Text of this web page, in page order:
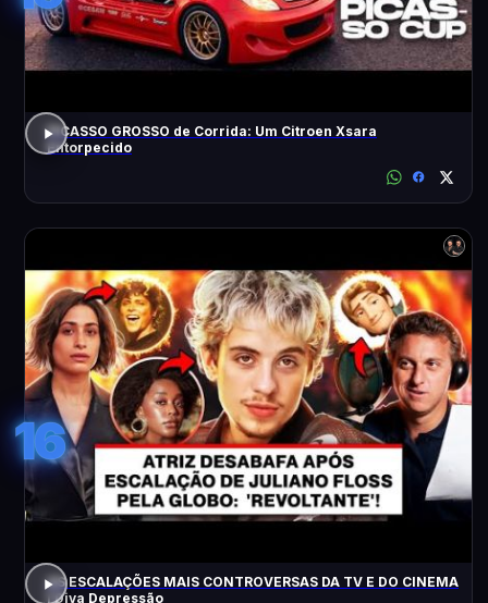
PICASSO GROSSO de Corrida: Um Citroen Xsara
Entorpecido
16
AS ESCALAÇÕES MAIS CONTROVERSAS DA TV E DO CINEMA
| Diva Depressão